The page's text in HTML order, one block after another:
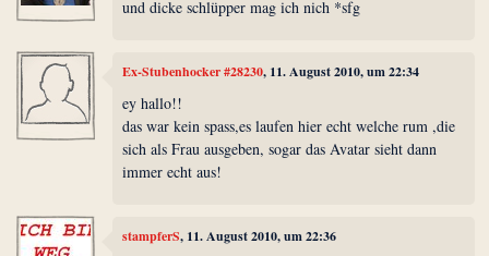
und dicke schlüpper mag ich nich *sfg
Ex-Stubenhocker #28230, 11. August 2010, um 22:34
ey hallo!!
das war kein spass,es laufen hier echt welche rum ,die
sich als Frau ausgeben, sogar das Avatar sieht dann
immer echt aus!
stampferS, 11. August 2010, um 22:36